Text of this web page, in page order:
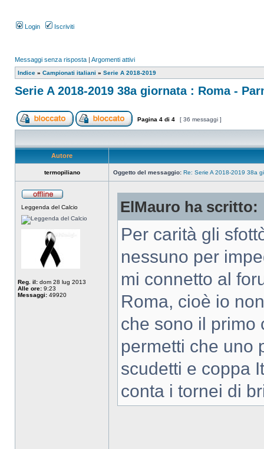
Login Iscriviti
Messaggi senza risposta | Argomenti attivi
Indice » Campionati italiani » Serie A 2018-2019
Serie A 2018-2019 38a giornata : Roma -
Pagina 4 di 4 [ 36 messaggi ]
Autore
termopiliano Oggetto del messaggio: Re: Serie A 2018-2019 38a
Leggenda del Calcio
Reg. il: dom 28 lug 2013
Alle ore: 9:23
Messaggi: 49920
ElMauro ha scritto:
Per carità gli
nessuno per
mi connetto al
Roma, cioè io
che sono il primo
permetti che uno
scudetti e coppa
conta i tornei di